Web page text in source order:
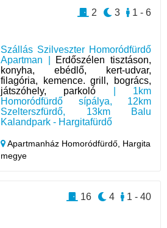
Szállás Szilveszter Homoródfürdő
Apartman | Erdőszélen tisztáson,
konyha, ebédlő, kert-udvar,
filagória, kemence. grill, bogrács,
játszóhely, parkoló | 1km
Homoródfürdő sípálya, 12km
Szelterszfürdő, 13km Balu
Kalandpark - Hargitafürdő
Apartmanház Homoródfürdő, Hargita
megye
1 - 6
3
2
1 - 40
4
16